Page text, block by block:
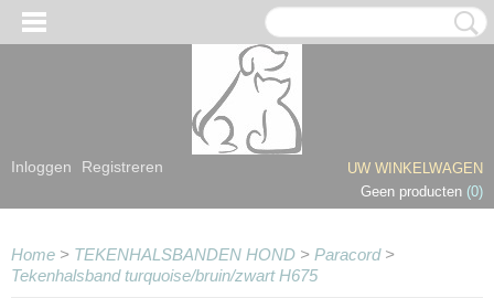
Inloggen Registreren
UW WINKELWAGEN
Geen producten (0)
Home > TEKENHALSBANDEN HOND > Paracord>
Tekenhalsband turquoise/bruin/zwart H675